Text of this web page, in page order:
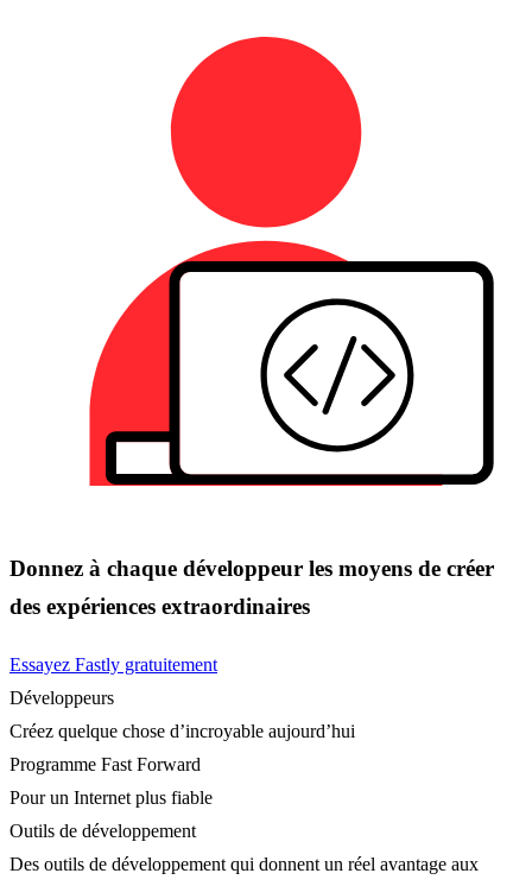
Donnez à chaque développeur les moyens de créer
des expériences extraordinaires
Essayez Fastly gratuitement
Développeurs
Créez quelque chose d’incroyable aujourd’hui
Programme Fast Forward
Pour un Internet plus fiable
Outils de développement
Des outils de développement qui donnent un réel avantage aux